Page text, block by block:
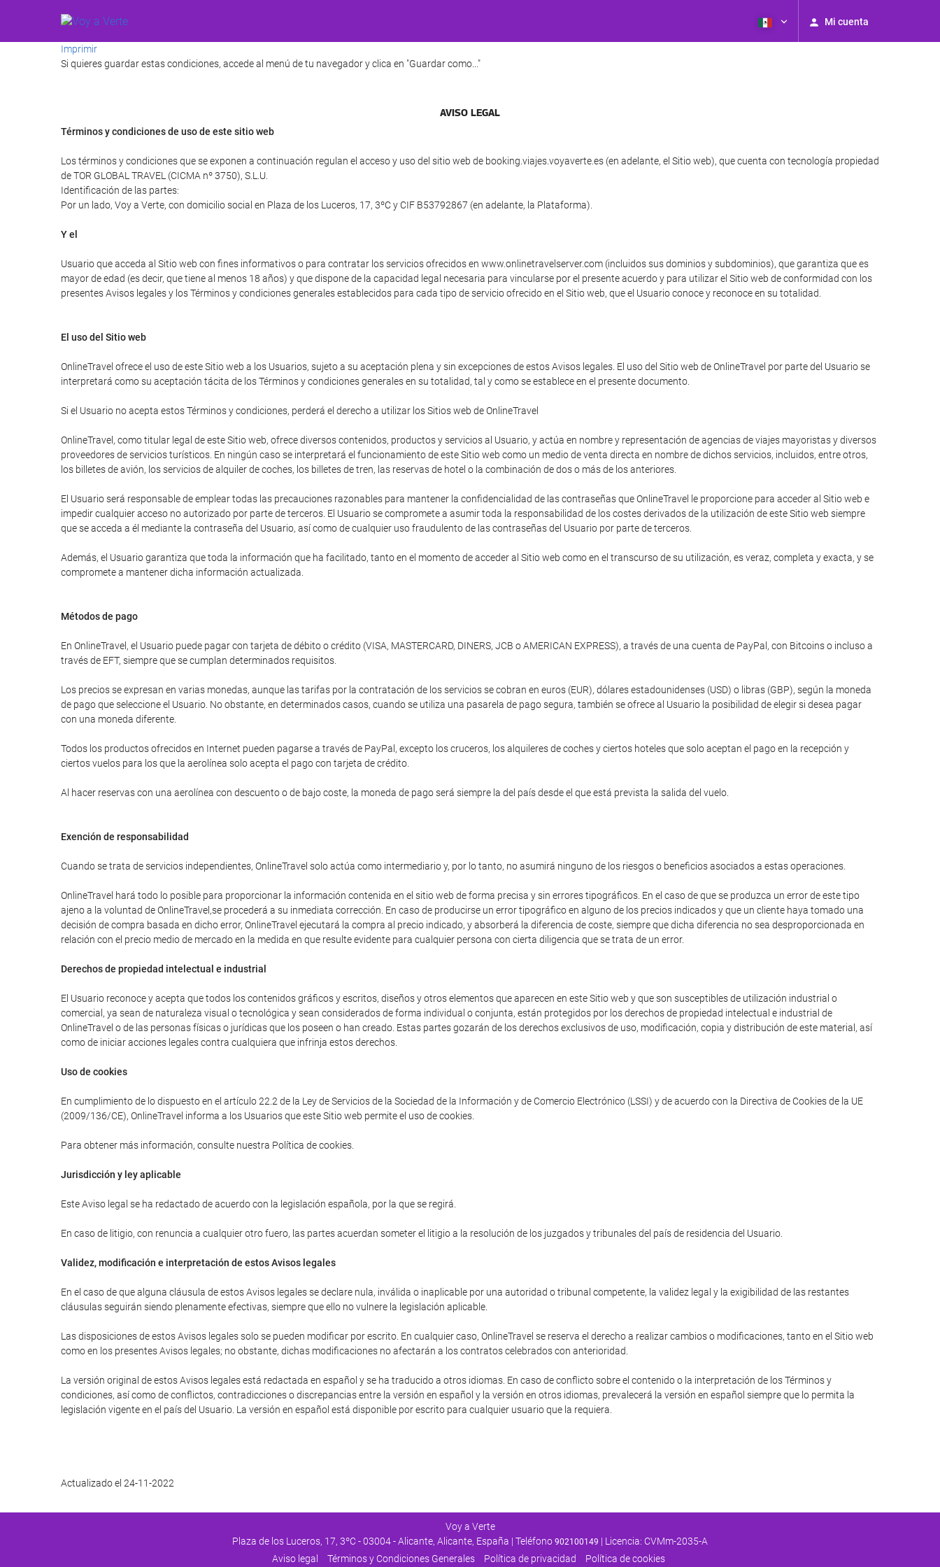
Mi cuenta
Imprimir
Si quieres guardar estas condiciones, accede al menú de tu navegador y clica en "Guardar como..."
AVISO LEGAL
Términos y condiciones de uso de este sitio web
Los términos y condiciones que se exponen a continuación regulan el acceso y uso del sitio web de booking.viajes.voyaverte.es (en adelante, el Sitio web), que cuenta con tecnología propiedad
de TOR GLOBAL TRAVEL (CICMA nº 3750), S.L.U.
Identificación de las partes:
Por un lado, Voy a Verte, con domicilio social en Plaza de los Luceros, 17, 3ºC y CIF B53792867 (en adelante, la Plataforma).
Y el
Usuario que acceda al Sitio web con fines informativos o para contratar los servicios ofrecidos en www.onlinetravelserver.com (incluidos sus dominios y subdominios), que garantiza que es
mayor de edad (es decir, que tiene al menos 18 años) y que dispone de la capacidad legal necesaria para vincularse por el presente acuerdo y para utilizar el Sitio web de conformidad con los
presentes Avisos legales y los Términos y condiciones generales establecidos para cada tipo de servicio ofrecido en el Sitio web, que el Usuario conoce y reconoce en su totalidad.
El uso del Sitio web
OnlineTravel ofrece el uso de este Sitio web a los Usuarios, sujeto a su aceptación plena y sin excepciones de estos Avisos legales. El uso del Sitio web de OnlineTravel por parte del Usuario se
interpretará como su aceptación tácita de los Términos y condiciones generales en su totalidad, tal y como se establece en el presente documento.
Si el Usuario no acepta estos Términos y condiciones, perderá el derecho a utilizar los Sitios web de OnlineTravel
OnlineTravel, como titular legal de este Sitio web, ofrece diversos contenidos, productos y servicios al Usuario, y actúa en nombre y representación de agencias de viajes mayoristas y diversos
proveedores de servicios turísticos. En ningún caso se interpretará el funcionamiento de este Sitio web como un medio de venta directa en nombre de dichos servicios, incluidos, entre otros,
los billetes de avión, los servicios de alquiler de coches, los billetes de tren, las reservas de hotel o la combinación de dos o más de los anteriores.
El Usuario será responsable de emplear todas las precauciones razonables para mantener la confidencialidad de las contraseñas que OnlineTravel le proporcione para acceder al Sitio web e
impedir cualquier acceso no autorizado por parte de terceros. El Usuario se compromete a asumir toda la responsabilidad de los costes derivados de la utilización de este Sitio web siempre
que se acceda a él mediante la contraseña del Usuario, así como de cualquier uso fraudulento de las contraseñas del Usuario por parte de terceros.
Además, el Usuario garantiza que toda la información que ha facilitado, tanto en el momento de acceder al Sitio web como en el transcurso de su utilización, es veraz, completa y exacta, y se
compromete a mantener dicha información actualizada.
Métodos de pago
En OnlineTravel, el Usuario puede pagar con tarjeta de débito o crédito (VISA, MASTERCARD, DINERS, JCB o AMERICAN EXPRESS), a través de una cuenta de PayPal, con Bitcoins o incluso a
través de EFT, siempre que se cumplan determinados requisitos.
Los precios se expresan en varias monedas, aunque las tarifas por la contratación de los servicios se cobran en euros (EUR), dólares estadounidenses (USD) o libras (GBP), según la moneda
de pago que seleccione el Usuario. No obstante, en determinados casos, cuando se utiliza una pasarela de pago segura, también se ofrece al Usuario la posibilidad de elegir si desea pagar
con una moneda diferente.
Todos los productos ofrecidos en Internet pueden pagarse a través de PayPal, excepto los cruceros, los alquileres de coches y ciertos hoteles que solo aceptan el pago en la recepción y
ciertos vuelos para los que la aerolínea solo acepta el pago con tarjeta de crédito.
Al hacer reservas con una aerolínea con descuento o de bajo coste, la moneda de pago será siempre la del país desde el que está prevista la salida del vuelo.
Exención de responsabilidad
Cuando se trata de servicios independientes, OnlineTravel solo actúa como intermediario y, por lo tanto, no asumirá ninguno de los riesgos o beneficios asociados a estas operaciones.
OnlineTravel hará todo lo posible para proporcionar la información contenida en el sitio web de forma precisa y sin errores tipográficos. En el caso de que se produzca un error de este tipo
ajeno a la voluntad de OnlineTravel,se procederá a su inmediata corrección. En caso de producirse un error tipográfico en alguno de los precios indicados y que un cliente haya tomado una
decisión de compra basada en dicho error, OnlineTravel ejecutará la compra al precio indicado, y absorberá la diferencia de coste, siempre que dicha diferencia no sea desproporcionada en
relación con el precio medio de mercado en la medida en que resulte evidente para cualquier persona con cierta diligencia que se trata de un error.
Derechos de propiedad intelectual e industrial
El Usuario reconoce y acepta que todos los contenidos gráficos y escritos, diseños y otros elementos que aparecen en este Sitio web y que son susceptibles de utilización industrial o
comercial, ya sean de naturaleza visual o tecnológica y sean considerados de forma individual o conjunta, están protegidos por los derechos de propiedad intelectual e industrial de
OnlineTravel o de las personas físicas o jurídicas que los poseen o han creado. Estas partes gozarán de los derechos exclusivos de uso, modificación, copia y distribución de este material, así
como de iniciar acciones legales contra cualquiera que infrinja estos derechos.
Uso de cookies
En cumplimiento de lo dispuesto en el artículo 22.2 de la Ley de Servicios de la Sociedad de la Información y de Comercio Electrónico (LSSI) y de acuerdo con la Directiva de Cookies de la UE
(2009/136/CE), OnlineTravel informa a los Usuarios que este Sitio web permite el uso de cookies.
Para obtener más información, consulte nuestra Política de cookies.
Jurisdicción y ley aplicable
Este Aviso legal se ha redactado de acuerdo con la legislación española, por la que se regirá.
En caso de litigio, con renuncia a cualquier otro fuero, las partes acuerdan someter el litigio a la resolución de los juzgados y tribunales del país de residencia del Usuario.
Validez, modificación e interpretación de estos Avisos legales
En el caso de que alguna cláusula de estos Avisos legales se declare nula, inválida o inaplicable por una autoridad o tribunal competente, la validez legal y la exigibilidad de las restantes
cláusulas seguirán siendo plenamente efectivas, siempre que ello no vulnere la legislación aplicable.
Las disposiciones de estos Avisos legales solo se pueden modificar por escrito. En cualquier caso, OnlineTravel se reserva el derecho a realizar cambios o modificaciones, tanto en el Sitio web
como en los presentes Avisos legales; no obstante, dichas modificaciones no afectarán a los contratos celebrados con anterioridad.
La versión original de estos Avisos legales está redactada en español y se ha traducido a otros idiomas. En caso de conflicto sobre el contenido o la interpretación de los Términos y
condiciones, así como de conflictos, contradicciones o discrepancias entre la versión en español y la versión en otros idiomas, prevalecerá la versión en español siempre que lo permita la
legislación vigente en el país del Usuario. La versión en español está disponible por escrito para cualquier usuario que la requiera.
Actualizado el 24-11-2022
Voy a Verte
Plaza de los Luceros, 17, 3ºC - 03004 - Alicante, Alicante, España | Teléfono 902100149 | Licencia: CVMm-2035-A
Aviso legal
Términos y Condiciones Generales Política de privacidad Política de cookies